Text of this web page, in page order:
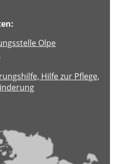
Olpe
Hilfe zur Pflege,